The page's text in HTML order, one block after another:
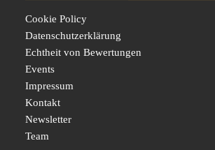
Cookie Policy
Datenschutzerklärung
Echtheit von Bewertungen
Events
Impressum
Kontakt
Newsletter
Team